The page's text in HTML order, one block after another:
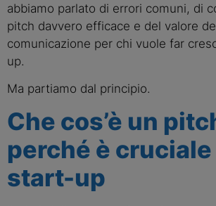
abbiamo parlato di errori comuni, di
pitch davvero efficace e del valore
comunicazione per chi vuole far
up.
Ma partiamo dal principio.
Che cos’è un
perché è
start-up